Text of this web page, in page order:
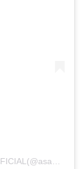
ASAHI GRILL KAIMUKI AKA KAM BOWL OFFICIAL(@asahi_grill_kaimuki)がシェアした投稿